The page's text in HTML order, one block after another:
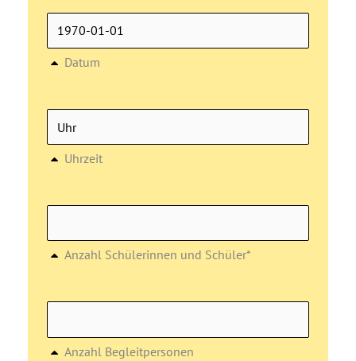
Datum
Uhrzeit
Anzahl Schülerinnen und Schüler*
Anzahl Begleitpersonen